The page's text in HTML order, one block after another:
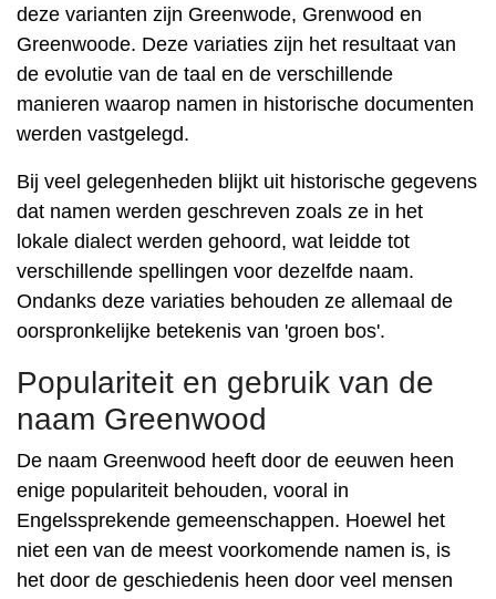
deze varianten zijn Greenwode, Grenwood en
Greenwoode. Deze variaties zijn het resultaat van
de evolutie van de taal en de verschillende
manieren waarop namen in historische documenten
werden vastgelegd.
Bij veel gelegenheden blijkt uit historische gegevens
dat namen werden geschreven zoals ze in het
lokale dialect werden gehoord, wat leidde tot
verschillende spellingen voor dezelfde naam.
Ondanks deze variaties behouden ze allemaal de
oorspronkelijke betekenis van 'groen bos'.
Populariteit en gebruik van de
naam Greenwood
De naam Greenwood heeft door de eeuwen heen
enige populariteit behouden, vooral in
Engelssprekende gemeenschappen. Hoewel het
niet een van de meest voorkomende namen is, is
het door de geschiedenis heen door veel mensen